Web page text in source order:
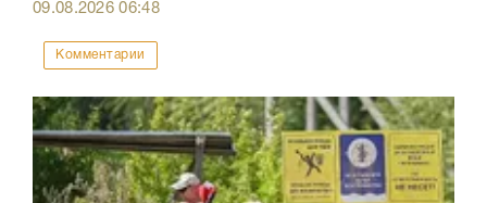
09.08.202606:48
Комментарии